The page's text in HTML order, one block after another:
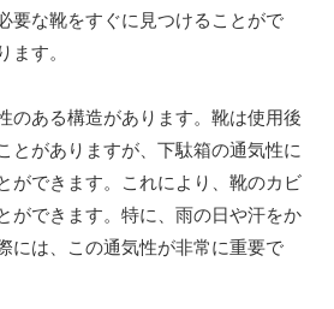
要な靴をすぐに見つけることがで
ます。
のある構造があります。靴は使用後
とがありますが、下駄箱の通気性に
ができます。これにより、靴のカビ
ができます。特に、雨の日や汗をか
には、この通気性が非常に重要で